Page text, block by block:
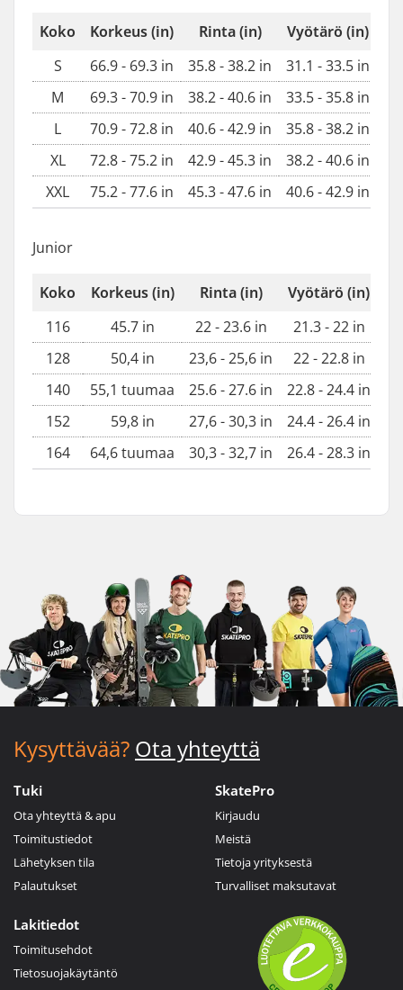
Koko Korkeus (in) Rinta (in) Vyötärö (in)
S
66.9 - 69.3 in 35.8 - 38.2 in 31.1 - 33.5 in
M
69.3 - 70.9 in 38.2 - 40.6 in 33.5 - 35.8 in
L
70.9 - 72.8 in 40.6 - 42.9 in 35.8 - 38.2 in
XL
72.8 - 75.2 in 42.9 - 45.3 in 38.2 - 40.6 in
XXL
75.2 - 77.6 in 45.3 - 47.6 in 40.6 - 42.9 in
Junior
Koko Korkeus (in) Rinta (in) Vyötärö (in)
116
45.7 in 22 - 23.6 in 21.3 - 22 in
128
50,4 in 23,6 - 25,6 in 22 - 22.8 in
140
55,1 tuumaa 25.6 - 27.6 in 22.8 - 24.4 in
152
59,8 in 27,6 - 30,3 in 24.4 - 26.4 in
164
64,6 tuumaa 30,3 - 32,7 in 26.4 - 28.3 in
Kysyttävää? Ota yhteyttä
Tuki
Ota yhteyttä & apu
Toimitustiedot
Lähetyksen tila
Palautukset
SkatePro
Kirjaudu
Meistä
Tietoja yrityksestä
Turvalliset maksutavat
Lakitiedot
Toimitusehdot
Tietosuojakäytäntö